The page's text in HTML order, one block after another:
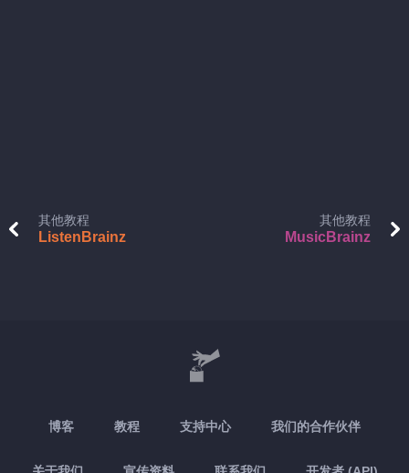
其他教程
ListenBrainz
其他教程
MusicBrainz
博客 教程 支持中心 我们的合作伙伴